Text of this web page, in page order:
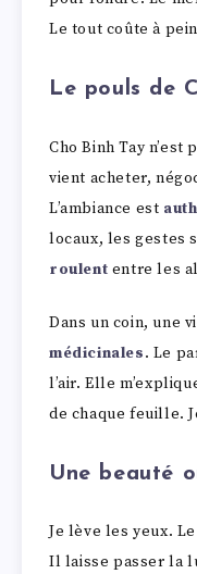
Le tout coûte à
Le pouls de
Cho Binh Tay
vient acheter,
L’ambiance est
locaux, les gestes
roulent entre les
Dans un coin, une
médicinales. Le
l’air. Elle
de chaque feuille.
Une beauté
Je lève les yeux.
Il laisse passer la